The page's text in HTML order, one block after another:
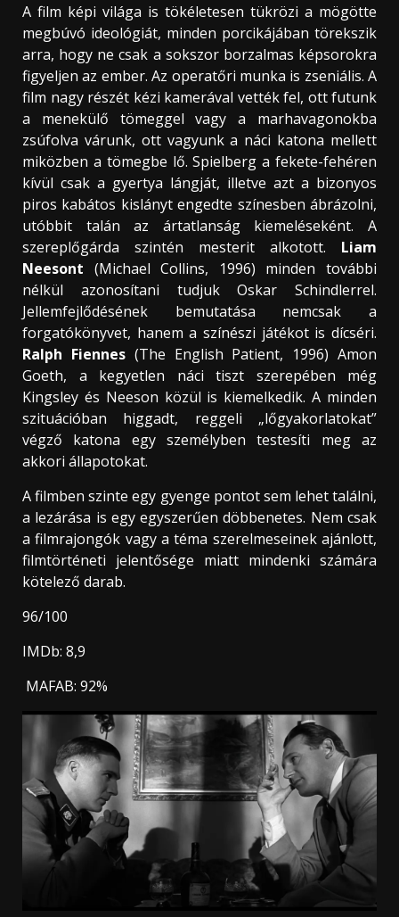
A film képi világa is tökéletesen tükrözi a mögötte
megbúvó ideológiát, minden porcikájában törekszik
arra, hogy ne csak a sokszor borzalmas képsorokra
figyeljen az ember. Az operatőri munka is zseniális. A
film nagy részét kézi kamerával vették fel, ott futunk
a menekülő tömeggel vagy a marhavagonokba
zsúfolva várunk, ott vagyunk a náci katona mellett
miközben a tömegbe lő. Spielberg a fekete-fehéren
kívül csak a gyertya lángját, illetve azt a bizonyos
piros kabátos kislányt engedte színesben ábrázolni,
utóbbit talán az ártatlanság kiemeléseként. A
szereplőgárda szintén mesterit alkotott. Liam
Neesont (Michael Collins, 1996) minden további
nélkül azonosítani tudjuk Oskar Schindlerrel.
Jellemfejlődésének bemutatása nemcsak a
forgatókönyvet, hanem a színészi játékot is dícséri.
Ralph Fiennes(The English Patient, 1996) Amon
Goeth, a kegyetlen náci tiszt szerepében még
Kingsley és Neeson közül is kiemelkedik. A minden
szituációban higgadt, reggeli „lőgyakorlatokat”
végző katona egy személyben testesíti meg az
akkori állapotokat.
A filmben szinte egy gyenge pontot sem lehet találni,
a lezárása is egy egyszerűen döbbenetes. Nem csak
a filmrajongók vagy a téma szerelmeseinek ajánlott,
filmtörténeti jelentősége miatt mindenki számára
kötelező darab.
96/100
IMDb: 8,9
MAFAB: 92%